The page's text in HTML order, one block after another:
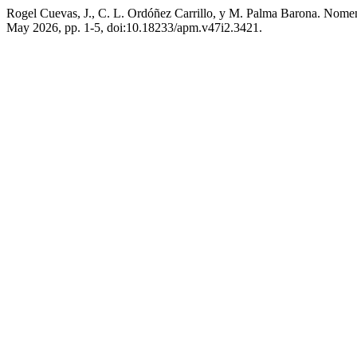
Rogel Cuevas, J., C. L. Ordóñez Carrillo, y M. Palma Barona.
May 2026, pp. 1-5, doi:10.18233/apm.v47i2.3421.